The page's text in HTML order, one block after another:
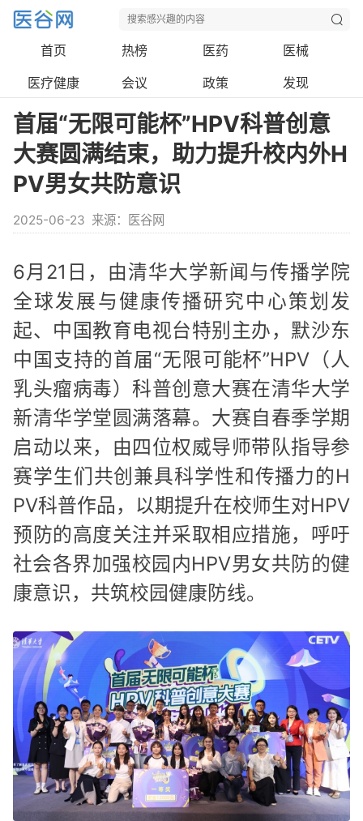
首页 热榜 医药
医械
医疗健康
会议 政策 发现
首届“无限可能杯”HPV科普创意
大赛圆满结束，助力提升校内外H
PV男女共防意识
2025-06-23 来源：医谷网
6月21日，由清华大学新闻与传播学院
全球发展与健康传播研究中心策划发
起、中国教育电视台特别主办，默沙东
中国支持的首届“无限可能杯”HPV（人
乳头瘤病毒）科普创意大赛在清华大学
新清华学堂圆满落幕。大赛自春季学期
启动以来，由四位权威导师带队指导参
赛学生们共创兼具科学性和传播力的H
PV科普作品，以期提升在校师生对HPV
预防的高度关注并采取相应措施，呼吁
社会各界加强校园内HPV男女共防的健
康意识，共筑校园健康防线。